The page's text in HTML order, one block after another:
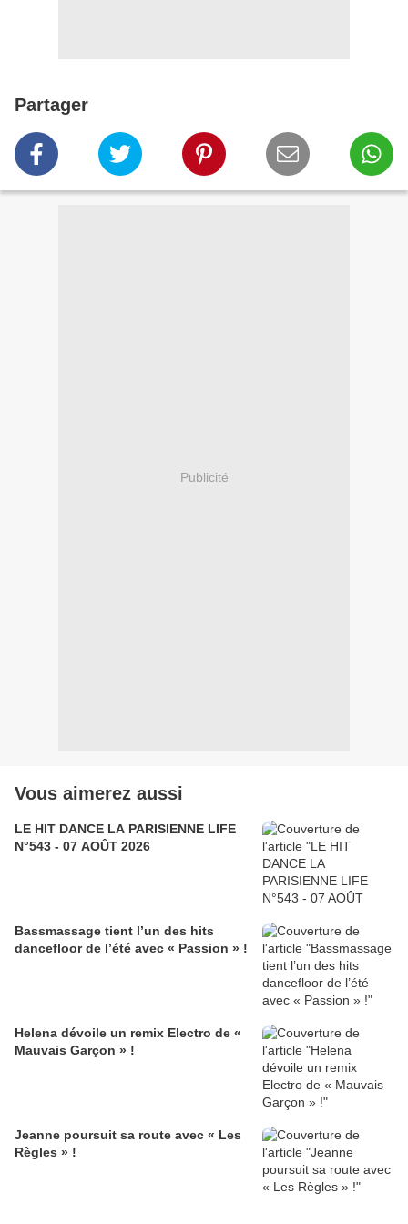
Partager
Publicité
Vous aimerez aussi
LE HIT DANCE LA PARISIENNE LIFE
N°543 - 07 AOÛT 2026
Bassmassage tient l’un des hits
dancefloor de l’été avec « Passion » !
Helena dévoile un remix Electro de «
Mauvais Garçon » !
Jeanne poursuit sa route avec « Les
Règles » !